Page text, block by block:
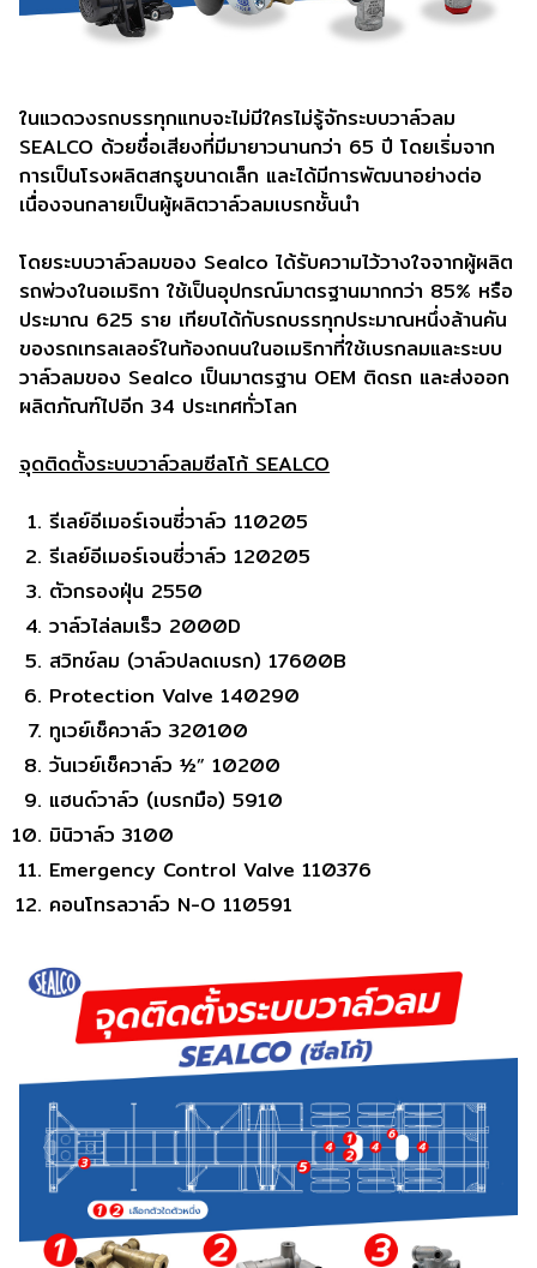
ในแวดวงรถบรรทุกแทบจะไม่มีใครไม่รู้จักระบบวาล์วลม
SEALCO ด้วยชื่อเสียงที่มีมายาวนานกว่า 65 ปี โดยเริ่มจาก
การเป็นโรงผลิตสกรูขนาดเล็ก และได้มีการพัฒนาอย่างต่อ
เนื่องจนกลายเป็นผู้ผลิตวาล์วลมเบรกชั้นนำ
โดยระบบวาล์วลมของ Sealco ได้รับความไว้วางใจจากผู้ผลิต
รถพ่วงในอเมริกา ใช้เป็นอุปกรณ์มาตรฐานมากกว่า 85% หรือ
ประมาณ 625 ราย เทียบได้กับรถบรรทุกประมาณหนึ่งล้านคัน
ของรถเทรลเลอร์ในท้องถนนในอเมริกาที่ใช้เบรกลมและระบบ
วาล์วลมของ Sealco เป็นมาตรฐาน OEM ติดรถ และส่งออก
ผลิตภัณฑ์ไปอีก 34 ประเทศทั่วโลก
จุดติดตั้งระบบวาล์วลมซีลโก้ SEALCO
รีเลย์อีเมอร์เจนซี่วาล์ว 110205
รีเลย์อีเมอร์เจนซี่วาล์ว 120205
ตัวกรองฝุ่น 2550
วาล์วไล่ลมเร็ว 2000D
สวิทช์ลม (วาล์วปลดเบรก) 17600B
Protection Valve 140290
ทูเวย์เช็ควาล์ว 320100
วันเวย์เช็ควาล์ว ½” 10200
แฮนด์วาล์ว (เบรกมือ) 5910
มินิวาล์ว 3100
Emergency Control Valve 110376
คอนโทรลวาล์ว N-O 110591